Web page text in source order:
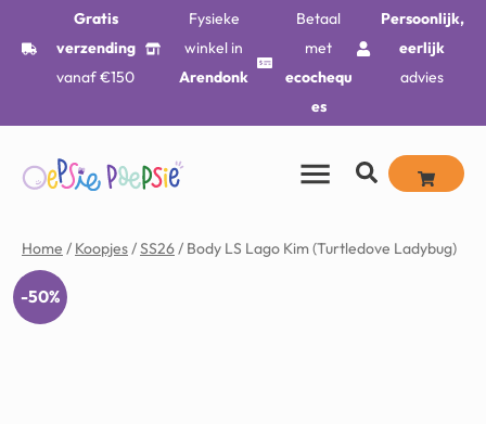
Gratis
verzending
vanaf €150
Fysieke
winkel in
Arendonk
Betaal
met
ecochequ
es
Persoonlijk,
eerlijk
advies
Home / Koopjes/SS26/ Body LS Lago Kim (Turtledove Ladybug)
-50%